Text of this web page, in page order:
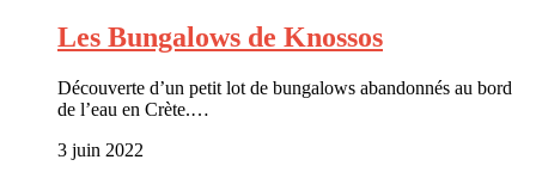
Les Bungalows de Knossos
Découverte d’un petit lot de bungalows abandonnés au bord
de l’eau en Crète.…
3 juin 2022